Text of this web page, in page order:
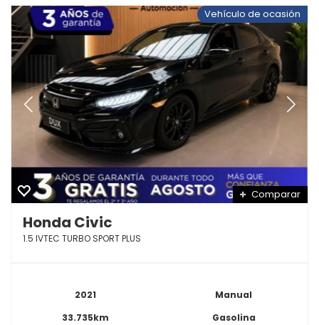
Vehículo de ocasión
Comparar
Honda Civic
1.5 IVTEC TURBO SPORT PLUS
2021
33.735km
Manual
Gasolina